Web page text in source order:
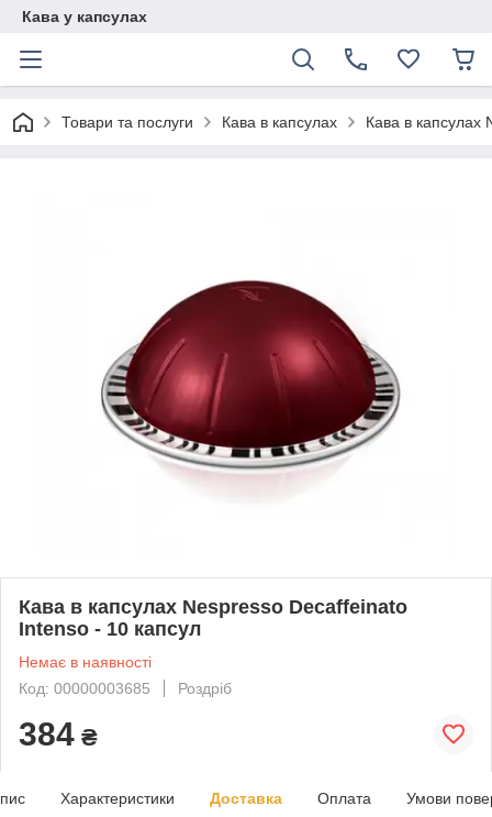
Кава у капсулах
Товари та послуги Кава в капсулах Кава в капсулах
Кава в капсулах Nespresso Decaffeinato
Intenso - 10 капсул
Немає в наявності
Код: 00000003685
Роздріб
384 ₴
Характеристики Доставка Оплата Умови